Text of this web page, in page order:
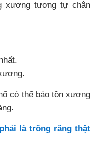
xương tương tự chân
có thể bảo tồn xương
là trồng răng thật